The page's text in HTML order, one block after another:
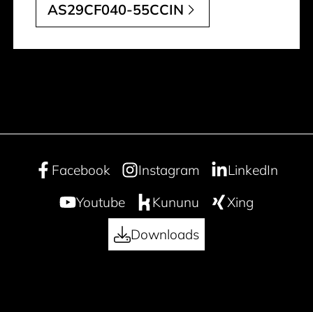
AS29CF040-55CCIN
Facebook Instagram
LinkedIn
Youtube
Kununu
Xing
Downloads